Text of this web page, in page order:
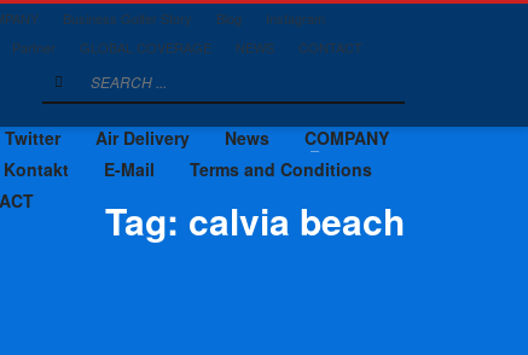
Business Golfer Story Blog
Instagram
Partner GLOBAL COVERAGE NEWS CONTACT
Twitter Air Delivery News
COMPANY
Kontakt E-Mail
Terms and Conditions
Tag: calvia beach